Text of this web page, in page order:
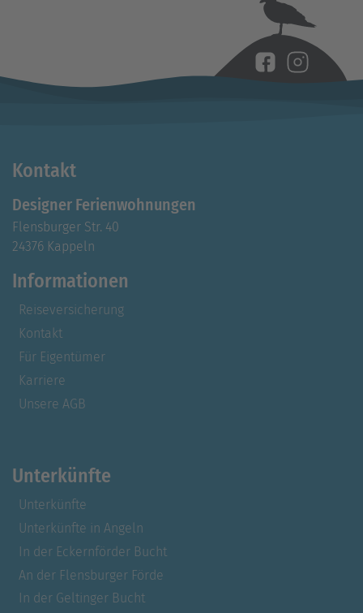
Kontakt
Designer Ferienwohnungen
Flensburger Str. 40
24376 Kappeln
Informationen
Reiseversicherung
Kontakt
Für Eigentümer
Karriere
Unsere AGB
Unterkünfte
Unterkünfte
Unterkünfte in Angeln
In der Eckernförder Bucht
An der Flensburger Förde
In der Geltinger Bucht